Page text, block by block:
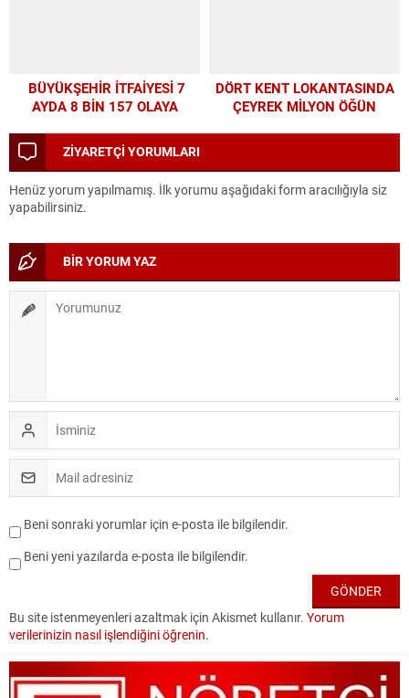
BÜYÜKŞEHİR İTFAİYESİ 7
AYDA 8 BİN 157 OLAYA
DÖRT KENT LOKANTASINDA
ÇEYREK MİLYON ÖĞÜN
ZİYARETÇİ YORUMLARI
Henüz yorum yapılmamış. İlk yorumu aşağıdaki form aracılığıyla siz
yapabilirsiniz.
BİR YORUM YAZ
Beni sonraki yorumlar için e-posta ile bilgilendir.
Beni yeni yazılarda e-posta ile bilgilendir.
Bu site istenmeyenleri azaltmak için Akismet kullanır. Yorum
verilerinizin nasıl işlendiğini öğrenin.